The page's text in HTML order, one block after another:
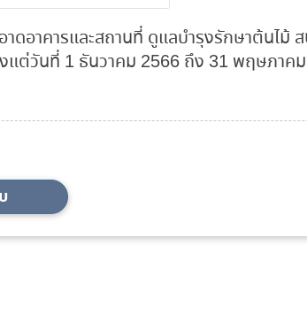
อาดอาคารและสถานที่ ดูแลบำรุงรักษาต้น
ต่วันที่ 1 ธันวาคม 2566 ถึง 31 พฤษภาคม